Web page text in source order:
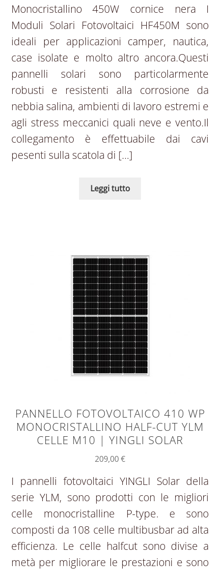
Monocristallino 450W cornice nera I
Moduli Solari Fotovoltaici HF450M sono
ideali per applicazioni camper, nautica,
case isolate e molto altro ancora.Questi
pannelli solari sono particolarmente
robusti e resistenti alla corrosione da
nebbia salina, ambienti di lavoro estremi e
agli stress meccanici quali neve e vento.Il
collegamento è effettuabile dai cavi
pesenti sulla scatola di […]
Leggi tutto
PANNELLO FOTOVOLTAICO 410 WP
MONOCRISTALLINO HALF-CUT YLM
CELLE M10 | YINGLI SOLAR
209,00€
I pannelli fotovoltaici YINGLI Solar della
serie YLM, sono prodotti con le migliori
celle monocristalline P-type. e sono
composti da 108 celle multibusbar ad alta
efficienza. Le celle halfcut sono divise a
metà per migliorare le prestazioni e sono